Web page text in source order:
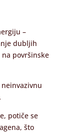
–
dubljih
površinske
potiče se
što